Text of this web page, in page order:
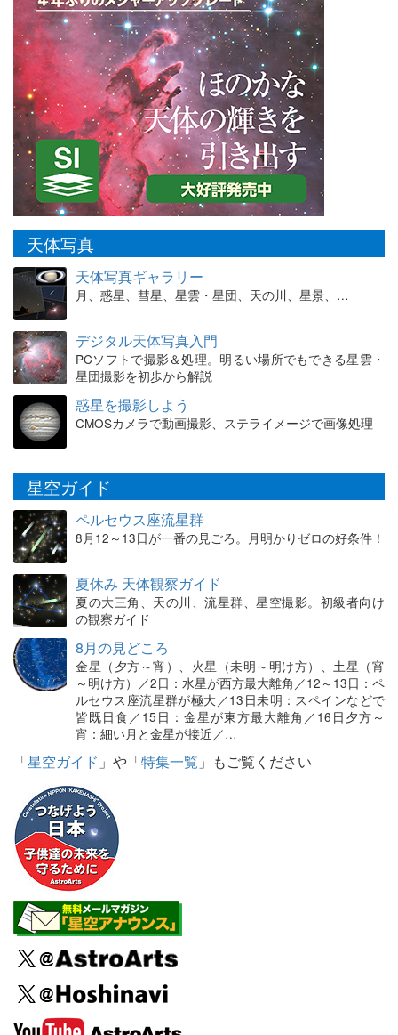
天体写真
天体写真ギャラリー
月、惑星、彗星、星雲・星団、天の川、星景、…
デジタル天体写真入門
PCソフトで撮影＆処理。明るい場所でもできる星雲・
星団撮影を初歩から解説
惑星を撮影しよう
CMOSカメラで動画撮影、ステライメージで画像処理
星空ガイド
ペルセウス座流星群
8月12～13日が一番の見ごろ。月明かりゼロの好条件！
夏休み 天体観察ガイド
夏の大三角、天の川、流星群、星空撮影。初級者向け
の観察ガイド
8月の見どころ
金星（夕方～宵）、火星（未明～明け方）、土星（宵
～明け方）／2日：水星が西方最大離角／12～13日：ペ
ルセウス座流星群が極大／13日未明：スペインなどで
皆既日食／15日：金星が東方最大離角／16日夕方～
宵：細い月と金星が接近／…
「星空ガイド 」や「特集一覧 」もご覧ください